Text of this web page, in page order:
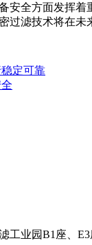
安全方面发挥
滤技术将在未
定可靠‌
工业园B1座、E3